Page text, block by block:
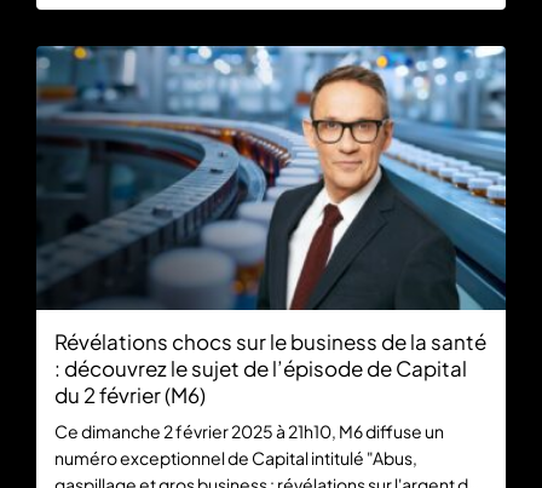
Révélations chocs sur le business de la santé
: découvrez le sujet de l’épisode de Capital
du 2 février (M6)
Ce dimanche 2 février 2025 à 21h10, M6 diffuse un
numéro exceptionnel de Capital intitulé "Abus,